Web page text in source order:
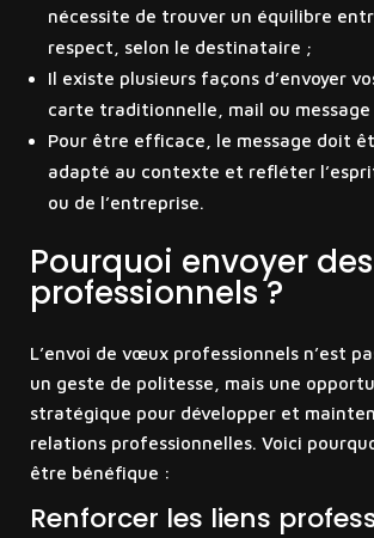
nécessite de trouver un équilibre
respect, selon le destinataire ;
Il existe plusieurs façons d’envoyer
carte traditionnelle, mail ou message
Pour être efficace, le message doit
adapté au contexte et refléter
ou de l’entreprise.
Pourquoi envoyer
professionnels ?
L’envoi de vœux professionnels n’est
un geste de politesse, mais une
stratégique pour développer et
relations professionnelles. Voici
être bénéfique :
Renforcer les liens